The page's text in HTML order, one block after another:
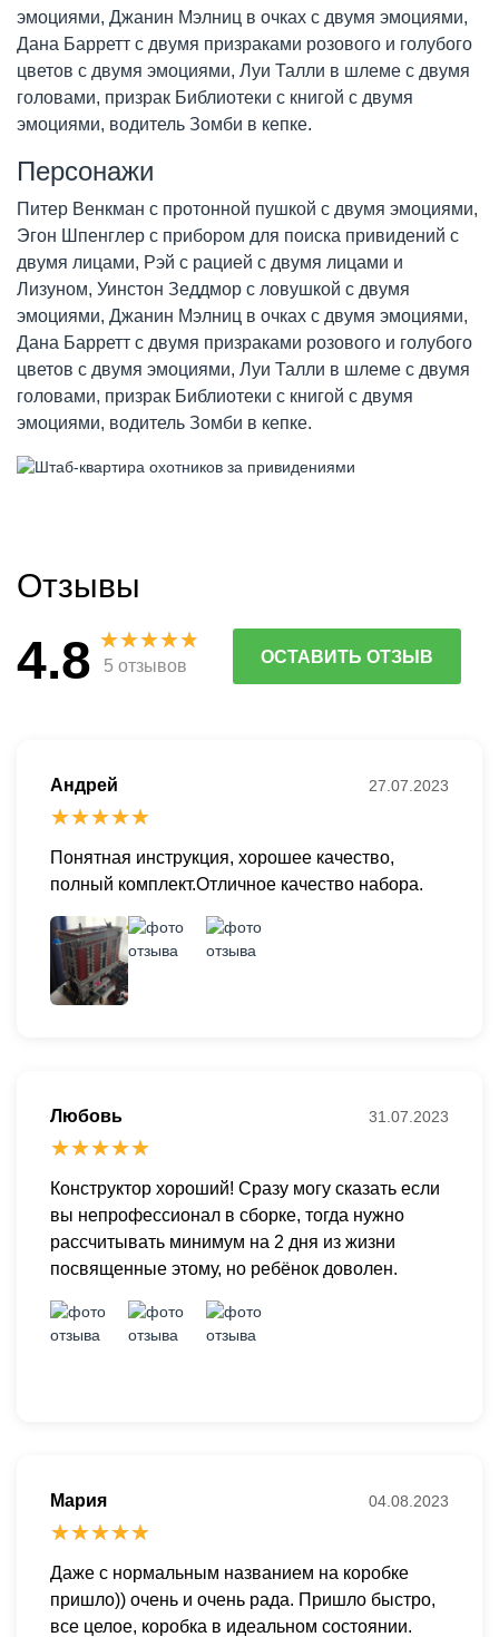
эмоциями, Джанин Мэлниц в очках с двумя эмоциями,
Дана Барретт с двумя призраками розового и голубого
цветов с двумя эмоциями, Луи Талли в шлеме с двумя
головами, призрак Библиотеки с книгой с двумя
эмоциями, водитель Зомби в кепке.
Персонажи
Питер Венкман с протонной пушкой с двумя эмоциями,
Эгон Шпенглер с прибором для поиска привидений с
двумя лицами, Рэй с рацией с двумя лицами и
Лизуном, Уинстон Зеддмор с ловушкой с двумя
эмоциями, Джанин Мэлниц в очках с двумя эмоциями,
Дана Барретт с двумя призраками розового и голубого
цветов с двумя эмоциями, Луи Талли в шлеме с двумя
головами, призрак Библиотеки с книгой с двумя
эмоциями, водитель Зомби в кепке.
Отзывы
4.8 5 отзывов ОСТАВИТЬ ОТЗЫВ
Андрей 27.07.2023
Понятная инструкция, хорошее качество,
полный комплект.Отличное качество набора.
Любовь 31.07.2023
Конструктор хороший! Сразу могу сказать если
вы непрофессионал в сборке, тогда нужно
рассчитывать минимум на 2 дня из жизни
посвященные этому, но ребёнок доволен.
Мария 04.08.2023
Даже с нормальным названием на коробке
пришло)) очень и очень рада. Пришло быстро,
все целое, коробка в идеальном состоянии.